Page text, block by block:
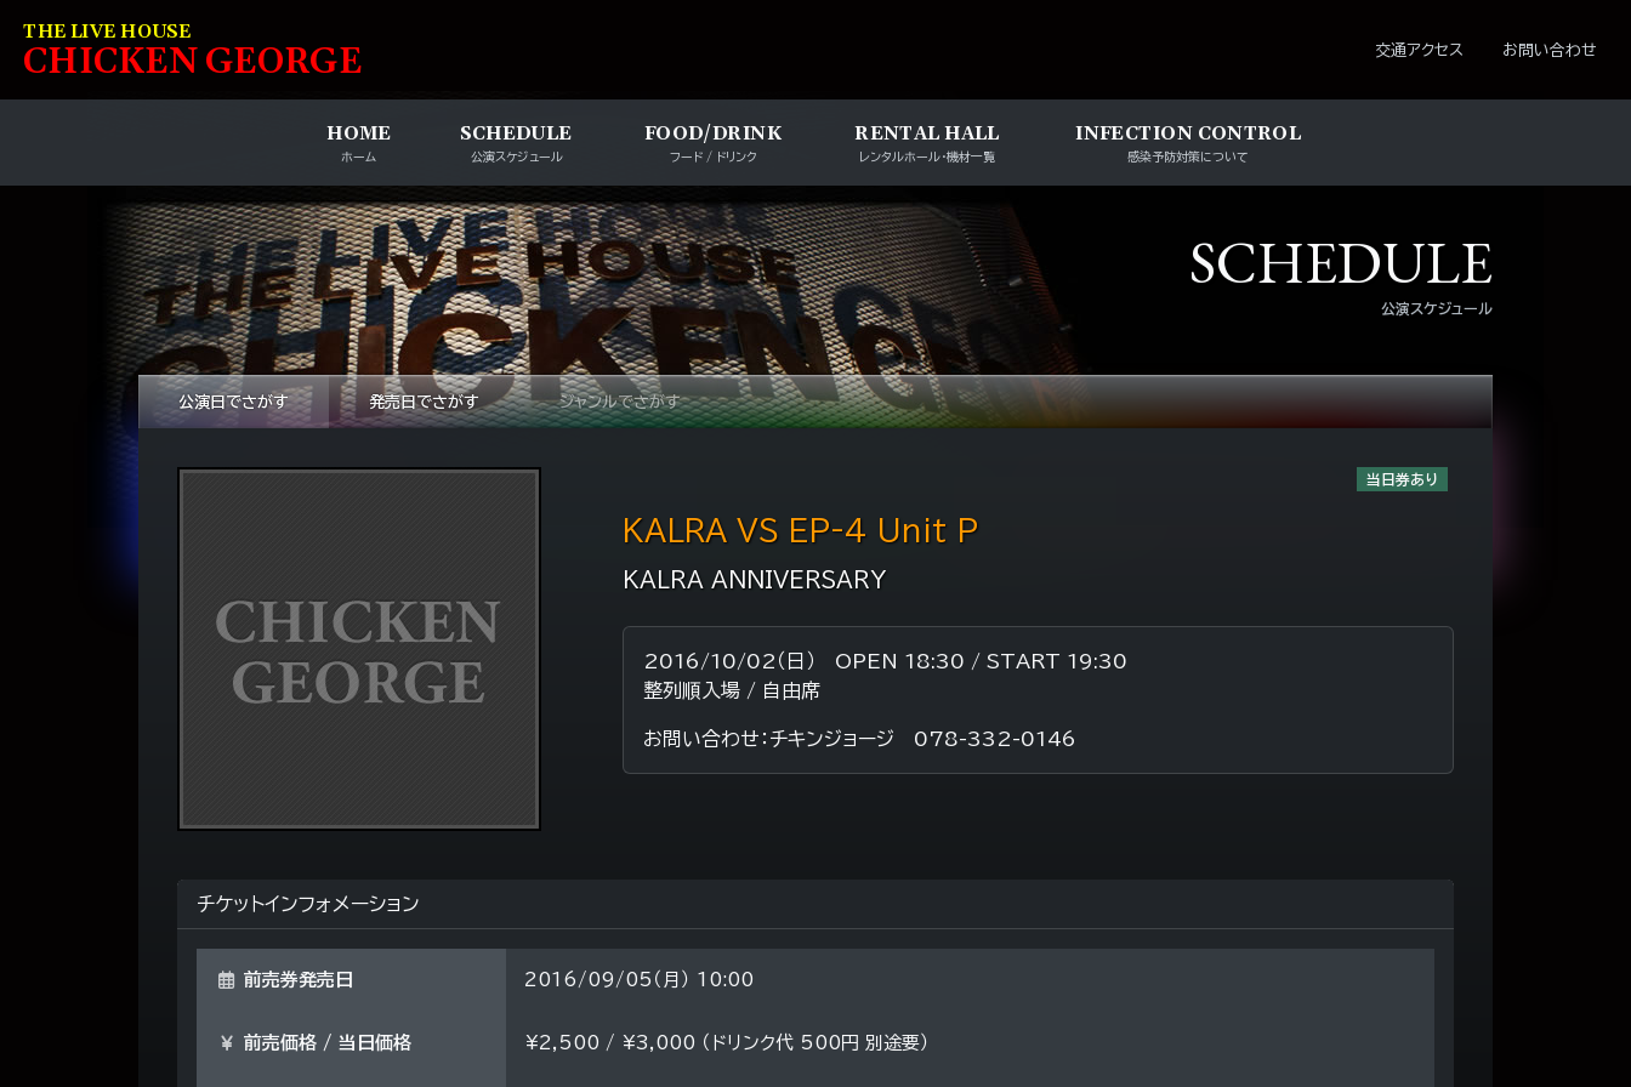
THE LIVE HOUSE
CHICKENGEORGE 交通アクセス お問い合わせ
HOME
ホーム
SCHEDULE
公演スケジュール
FOOD/DRINK
フード / ドリンク
RENTAL HALL
レンタルホール・機材一覧
INFECTION CONTROL
感染予防対策について
公演スケジュール
SCHEDULE
公演日でさがす 発売日でさがす ジャンルでさがす
当日券あり
KALRA ANNIVERSARY
KALRA VS EP-4 Unit P
2016/10/02（日） OPEN 18:30 / START 19:30
整列順入場 / 自由席
お問い合わせ：チキンジョージ 078-332-0146
チケットインフォメーション
前売券発売日 2016/09/05（月） 10:00
前売価格 / 当日価格 ¥2,500 / ¥3,000 （ドリンク代 500円 別途要）